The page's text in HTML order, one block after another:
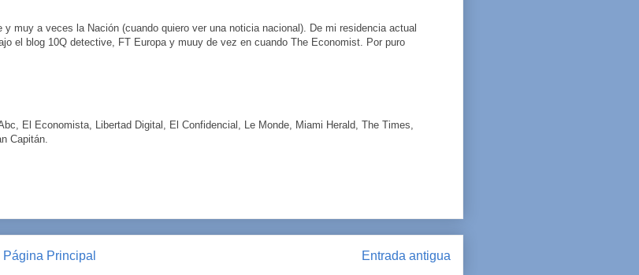
muy a veces la Nación (cuando quiero ver una noticia nacional). De mi residencia actual
el blog 10Q detective, FT Europa y muuy de vez en cuando The Economist. Por puro
El Economista, Libertad Digital, El Confidencial, Le Monde, Miami Herald, The Times,
Capitán.
Entrada antigua
Página Principal